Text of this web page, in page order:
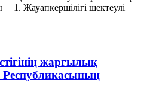
1. Жауапкершілігі шектеулі
жарғылық
Республикасының